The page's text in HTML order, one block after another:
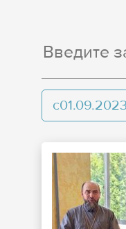
с01.09.2023